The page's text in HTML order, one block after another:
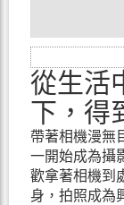
從生活
下，得
帶著相機漫無
一開始成為攝
歡拿著相機到
身，拍照成為